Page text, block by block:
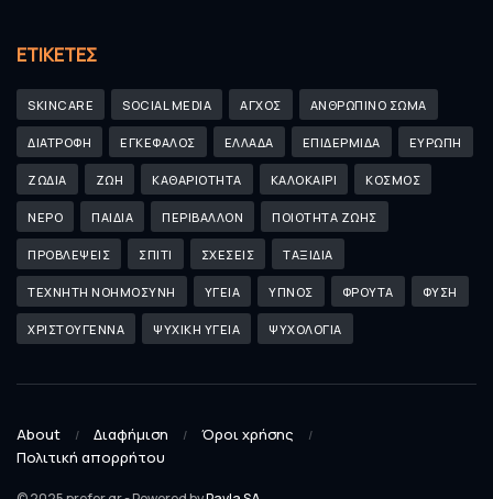
ΕΤΙΚΈΤΕΣ
SKINCARE SOCIAL MEDIA ΑΓΧΟΣ ΑΝΘΡΩΠΙΝΟ ΣΩΜΑ
ΔΙΑΤΡΟΦΗ ΕΓΚΕΦΑΛΟΣ ΕΛΛΑΔΑ ΕΠΙΔΕΡΜΙΔΑ ΕΥΡΩΠΗ
ΖΩΔΙΑ ΖΩΗ ΚΑΘΑΡΙΟΤΗΤΑ ΚΑΛΟΚΑΙΡΙ ΚΟΣΜΟΣ
ΝΕΡΟ ΠΑΙΔΙΑ ΠΕΡΙΒΑΛΛΟΝ ΠΟΙΟΤΗΤΑ ΖΩΗΣ
ΠΡΟΒΛΕΨΕΙΣ ΣΠΙΤΙ ΣΧΕΣΕΙΣ ΤΑΞΙΔΙΑ
ΤΕΧΝΗΤΗ ΝΟΗΜΟΣΥΝΗ ΥΓΕΙΑ ΥΠΝΟΣ ΦΡΟΥΤΑ ΦΥΣΗ
ΧΡΙΣΤΟΥΓΕΝΝΑ ΨΥΧΙΚΗ ΥΓΕΙΑ ΨΥΧΟΛΟΓΙΑ
About Διαφήμιση
Όροι χρήσης
Πολιτική απορρήτου